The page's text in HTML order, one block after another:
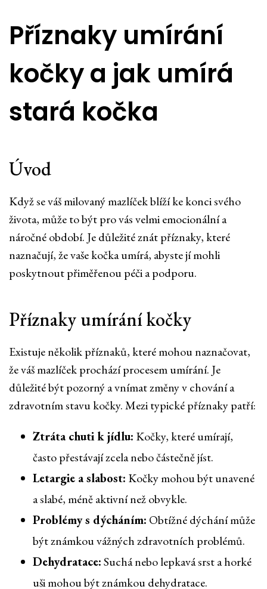
Příznaky umírání
kočky a jak umírá
stará kočka
Úvod
Když se váš milovaný mazlíček blíží ke konci svého
života, může to být pro vás velmi emocionální a
náročné období. Je důležité znát příznaky, které
naznačují, že vaše kočka umírá, abyste jí mohli
poskytnout přiměřenou péči a podporu.
Příznaky umírání kočky
Existuje několik příznaků, které mohou naznačovat,
že váš mazlíček prochází procesem umírání. Je
důležité být pozorný a vnímat změny v chování a
zdravotním stavu kočky. Mezi typické příznaky patří:
Ztráta chuti k jídlu: Kočky, které umírají,
často přestávají zcela nebo částečně jíst.
Letargie a slabost: Kočky mohou být unavené
a slabé, méně aktivní než obvykle.
Problémy s dýcháním: Obtížné dýchání může
být známkou vážných zdravotních problémů.
Dehydratace:Suchá nebo lepkavá srst a horké
uši mohou být známkou dehydratace.